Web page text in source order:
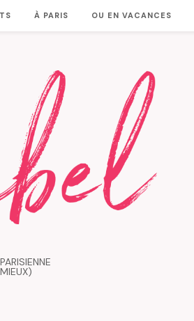
À PARIS OU EN VACANCES